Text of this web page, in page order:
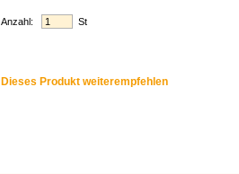
Anzahl: St
Dieses Produkt weiterempfehlen